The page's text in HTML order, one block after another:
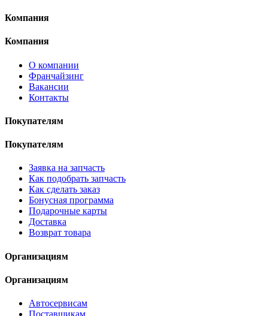
Компания
Компания
О компании
Франчайзинг
Вакансии
Контакты
Покупателям
Покупателям
Заявка на запчасть
Как подобрать запчасть
Как сделать заказ
Бонусная программа
Подарочные карты
Доставка
Возврат товара
Организациям
Организациям
Автосервисам